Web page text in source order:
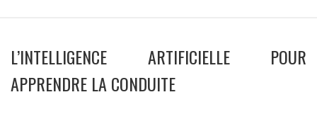
L’INTELLIGENCE ARTIFICIELLE POUR
APPRENDRE LA CONDUITE